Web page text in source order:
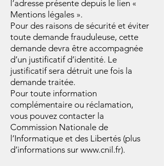
l’adresse présente depuis le lien «
Mentions légales ».
Pour des raisons de sécurité et éviter
toute demande frauduleuse, cette
demande devra être accompagnée
d’un justificatif d’identité. Le
justificatif sera détruit une fois la
demande traitée.
Pour toute information
complémentaire ou réclamation,
vous pouvez contacter la
Commission Nationale de
l’Informatique et des Libertés (plus
d’informations sur www.cnil.fr).